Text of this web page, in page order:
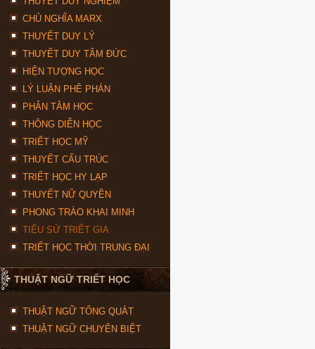
CHỦ NGHĨA MARX
THUYẾT DUY LÝ
THUYẾT DUY TÂM ĐỨC
HIỆN TƯỢNG HỌC
LÝ LUẬN PHÊ PHÁN
PHÂN TÂM HỌC
THÔNG DIỄN HỌC
TRIẾT HỌC MỸ
THUYẾT CẤU TRÚC
TRIẾT HỌC HY LẠP
THUYẾT NỮ QUYỀN
PHONG TRÀO KHAI MINH
TIỂU SỬ TRIẾT GIA
TRIẾT HỌC THỜI TRUNG ĐẠI
THUẬT NGỮ TRIẾT HỌC
THUẬT NGỮ TỔNG QUÁT
THUẬT NGỮ CHUYÊN BIỆT